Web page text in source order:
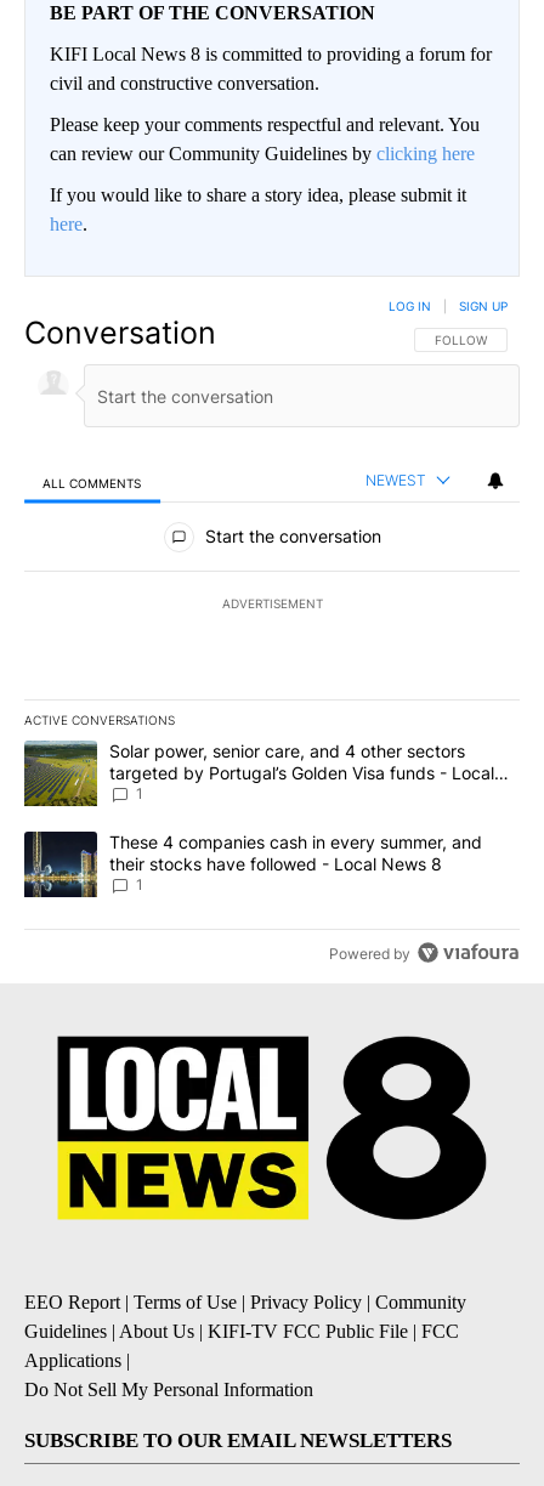
BE PART OF THE CONVERSATION
KIFI Local News 8 is committed to providing a forum for
civil and constructive conversation.
Please keep your comments respectful and relevant. You
can review our Community Guidelines by clicking here
If you would like to share a story idea, please submit it
here.
Conversation FOLLOW THIS
FOLLOW
LOG IN SIGN UP
ALL COMMENTS NEWEST
All Comments
Start the conversation
ADVERTISEMENT
ACTIVE CONVERSATIONS
The following is a list of the most commented articles in the last
A trending article titled "Solar power, senior care, and 4 other
Solar power, senior care, and 4 other sectors
targeted by Portugal’s Golden Visa funds - Local
News 8
1
A trending article titled "These 4 companies cash in every
These 4 companies cash in every summer, and
their stocks have followed - Local News 8
1
Powered by
EEO Report | Terms of Use | Privacy Policy | Community
Guidelines | About Us | KIFI-TV FCC Public File | FCC
Applications |
Do Not Sell My Personal Information
SUBSCRIBE TO OUR EMAIL NEWSLETTERS